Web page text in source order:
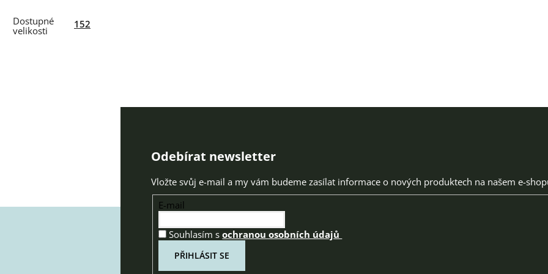
152
Odebírat newsletter
Vložte svůj e-mail a my vám budeme zasílat informace o nových produktech na našem e-
E-mail
Souhlasím sochranou osobních údajů
PŘIHLÁSIT SE